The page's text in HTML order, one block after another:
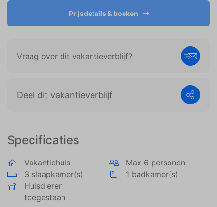
Specificaties
Vakantiehuis
Max 6 personen
3 slaapkamer(s)
1 badkamer(s)
Huisdieren
toegestaan
Prijsdetails & boeken
Vraag over dit vakantieverblijf?
Deel dit vakantieverblijf
weergeven die zijn afgestemd op en relevant zijn
voor de individuele gebruiker. Deze advertenties